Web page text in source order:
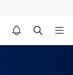
알림설정 바로가기 검색 바로가기 메뉴 열기